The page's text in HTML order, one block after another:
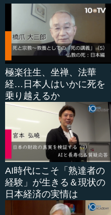
極楽往生、坐禅、法華
経…日本人はいかに死を
乗り越えるか
AI時代にこそ「熟達者の
経験」が生きる＆現状の
日本経済の実情は